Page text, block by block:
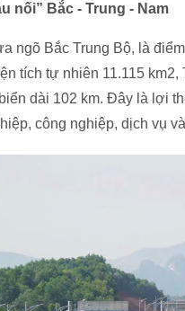
nối” Bắc - Trung - Nam
ngõ Bắc Trung Bộ, là
tích tự nhiên 11.115
dài 102 km. Đây là lợi
công nghiệp, dịch vụ